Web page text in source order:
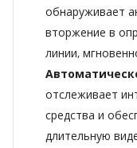
обнаруживает
вторжение в
линии,
отслеживает
средства и
длительную